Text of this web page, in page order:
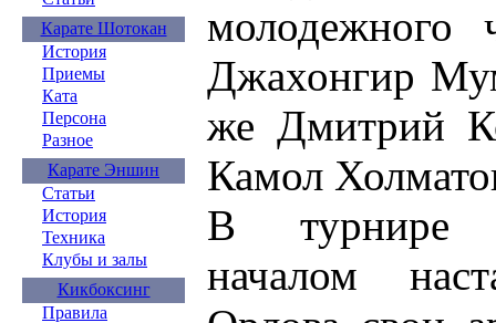
Карате Шотокан
История
Приемы
Ката
Персона
Разное
Карате Эншин
Статьи
История
Техника
Клубы и залы
Кикбоксинг
Правила
Джахонгир
же Дмитрий
Камол
В турнире
началом